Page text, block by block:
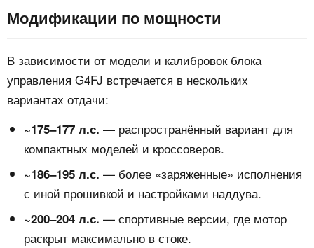
Модификации по мощности
В зависимости от модели и калибровок блока
управления G4FJ встречается в нескольких
вариантах отдачи:
~175–177 л.с. — распространённый вариант для
компактных моделей и кроссоверов.
~186–195 л.с. — более «заряженные» исполнения
с иной прошивкой и настройками наддува.
~200–204 л.с. — спортивные версии, где мотор
раскрыт максимально в стоке.